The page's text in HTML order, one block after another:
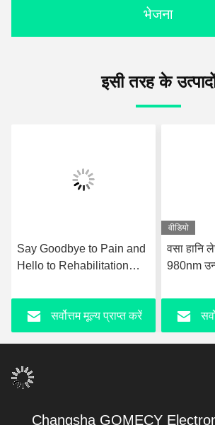
भेजना
इसी तरह के
Say Goodbye to Pain and
Hello to Rehabilitation
Ultrasound Pain Relief
Technology Therapy
Device
सर्वोत्तम मूल्य प्राप्त करें
वीडियो
वसा हानि
980nm
Changsha GOMECY